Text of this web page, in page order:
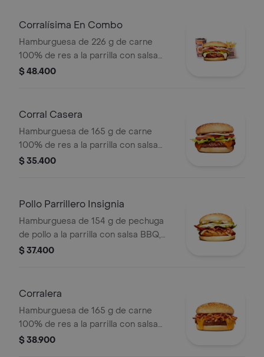
mostaza en pan papa + papas Corral
Corralísima En Combo
Hamburguesa de 226 g de carne
100% de res a la parrilla con salsa
bbq, queso mozzarella, tomate,
pet
$ 48.400
Corral Casera
Hamburguesa de 165 g de carne
100% de res a la parrilla con salsa
bbq, queso americano, cebolla en
$ 35.400
Pollo Parrillero Insignia
Hamburguesa de 154 g de pechuga
de pollo a la parrilla con salsa BBQ,
tocineta, una tajada de queso tipo
pan papa
$ 37.400
Corralera
Hamburguesa de 165 g de carne
100% de res a la parrilla con salsa
bbq, tocineta, una tajada de queso
$ 38.900